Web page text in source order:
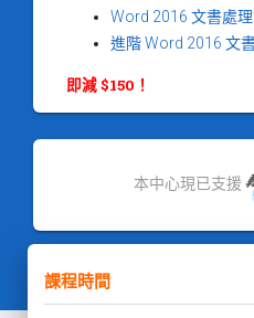
Word 2016 文書處
進階 Word 2016 文
即減 $150！
本中心現已支援
課程時間